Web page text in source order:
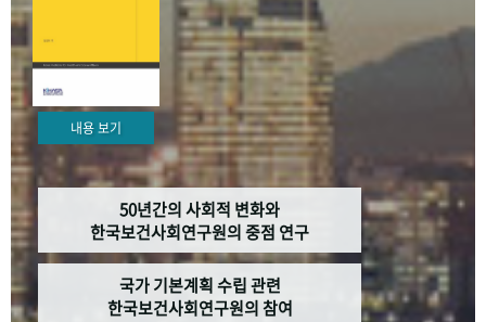
VR 역사관
내용 보기
50년간의 사회적 변화와
한국보건사회연구원의 중점 연구
국가 기본계획 수립 관련
한국보건사회연구원의 참여